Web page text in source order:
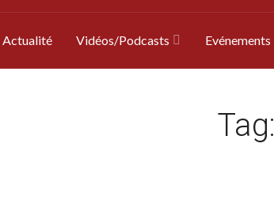
Actualité Vidéos/Podcasts Evénements
Tag: